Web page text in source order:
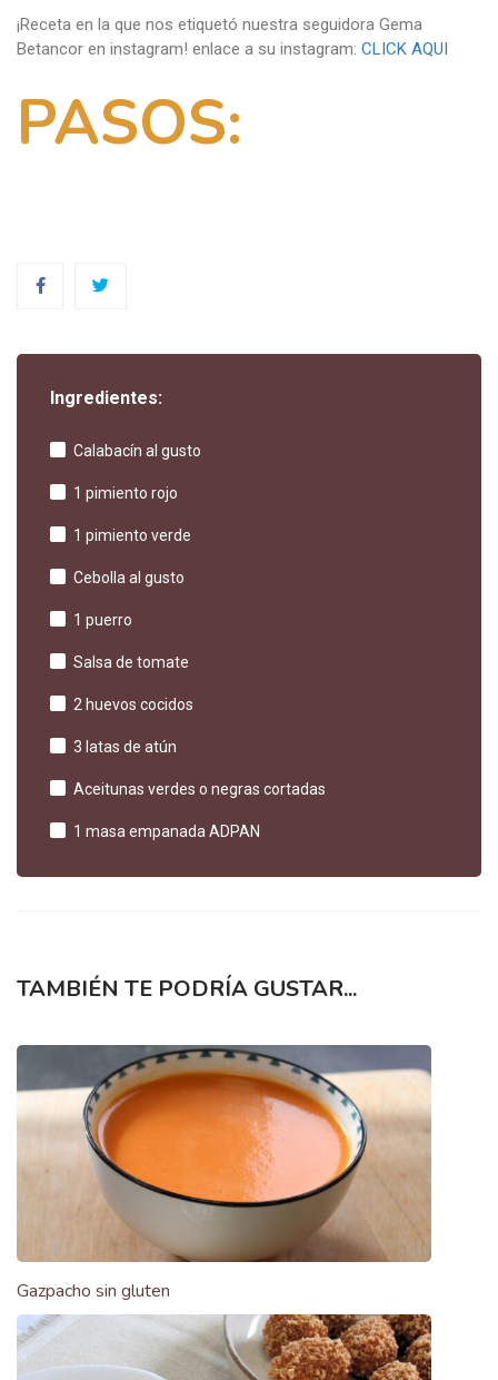
¡Receta en la que nos etiquetó nuestra seguidora Gema
Betancor en instagram! enlace a su instagram: CLICK AQUI
PASOS:
Ingredientes:
Calabacín al gusto
1 pimiento rojo
1 pimiento verde
Cebolla al gusto
1 puerro
Salsa de tomate
2 huevos cocidos
3 latas de atún
Aceitunas verdes o negras cortadas
1 masa empanada ADPAN
TAMBIÉN TE PODRÍA GUSTAR...
Gazpacho sin gluten